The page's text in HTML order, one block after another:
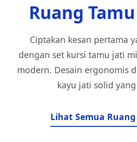
Ruang
Ciptakan kesan pertama
dengan set kursi tamu jati
modern. Desain ergonomis
kayu jati solid
Lihat Semua